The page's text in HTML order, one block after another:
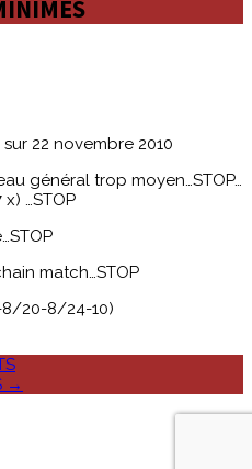
sur 22 novembre 2010
général trop moyen…STOP…
…STOP
match…STOP
8/20-8/24-10)
→